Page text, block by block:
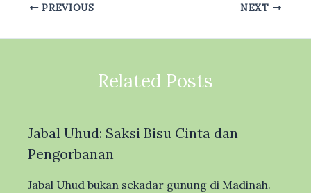
PREVIOUS NEXT
Related Posts
Jabal Uhud: Saksi Bisu Cinta dan
Pengorbanan
Jabal Uhud bukan sekadar gunung di Madinah.